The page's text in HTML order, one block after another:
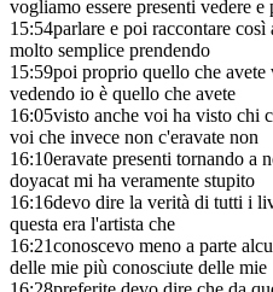
vogliamo essere presenti vedere e
15:54parlare e poi raccontare
molto semplice prendendo
15:59poi proprio quello che
vedendo io è quello che avete
16:05visto anche voi ha visto chi
voi che invece non c'eravate non
16:10eravate presenti tornando a
doyacat mi ha veramente stupito
16:16devo dire la verità di tutti i
questa era l'artista che
16:21conoscevo meno a parte
delle mie più conosciute delle mie